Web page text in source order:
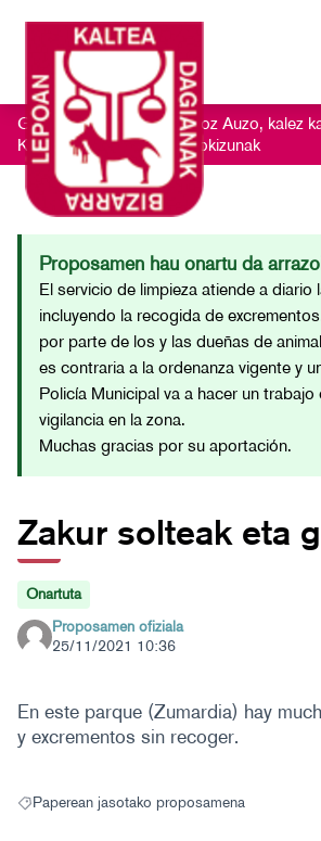
Getxo Txukun 2021 - Auzoz Auzo, kalez
Kontsultatu jasotako iradokizunak
Proposamen hau onartu da
El servicio de limpieza atiende a diario
incluyendo la recogida de
por parte de los y las dueñas de
es contraria a la ordenanza vigente y
Policía Municipal va a hacer un
vigilancia en la zona.
Muchas gracias por su aportación.
Zakur solteak eta
Onartuta
Proposamen ofiziala
25/11/2021 10:36
En este parque (Zumardia) hay
y excrementos sin recoger.
Paperean jasotako proposamena hautaketaren
Paperean jasotako proposamena